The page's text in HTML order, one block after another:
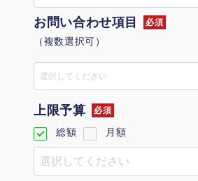
代表メッセージ（岩野圭佑）
認定パートナー
動画ディレクター
営業
お問い合わせ項目 必須
（複数選択可）
選択してください
上限予算 必須
総額 月額